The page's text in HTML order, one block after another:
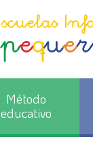
Método
educativo